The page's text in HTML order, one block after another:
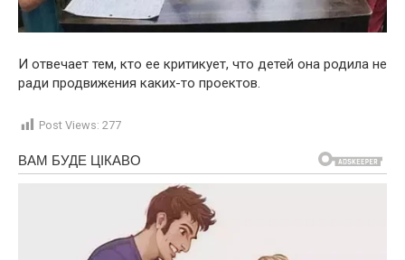
И отвечает тем, кто ее критикует, что детей она родила не
ради продвижения каких-то проектов.
Post Views: 277